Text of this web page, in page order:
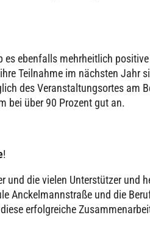
es eben­falls mehr­heit­lich
Teil­nahme im nächsten Jahr
des Ver­an­stal­tungs­or­tes am
bei über 90 Prozent gut an.
!
und die vielen Unter­stüt­zer und
Anckel­mann­straße und die
erfolg­rei­che